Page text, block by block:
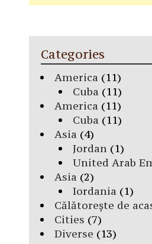
Categories
America (11)
Cuba (11)
America (11)
Cuba (11)
Asia (4)
Jordan(1)
United Arab
Asia (2)
Iordania (1)
Călătorește de
Cities (7)
Diverse (13)